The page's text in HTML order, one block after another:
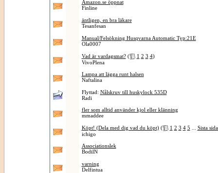
Amazon.se öppnat
Finline
äntligen, en bra läkare
Tesanfesan
Manual/Felsökning Husqvarna Automatic Typ:21E
Ola0007
Vad är vardagsmat? ( 1 2 3 4)
VivoPlena
Lampa att lägga runt halsen
Naftalina
Flyttad: Nålskruv till huskylock 535D
Radi
fler som alltid använder kjol eller klänning
mmaddee
Köpt! (Dela med dig vad du köpt) ( 1 2 3 4 5
Sista
ichigo
Associationslek
BodilN
varning
Delfintua